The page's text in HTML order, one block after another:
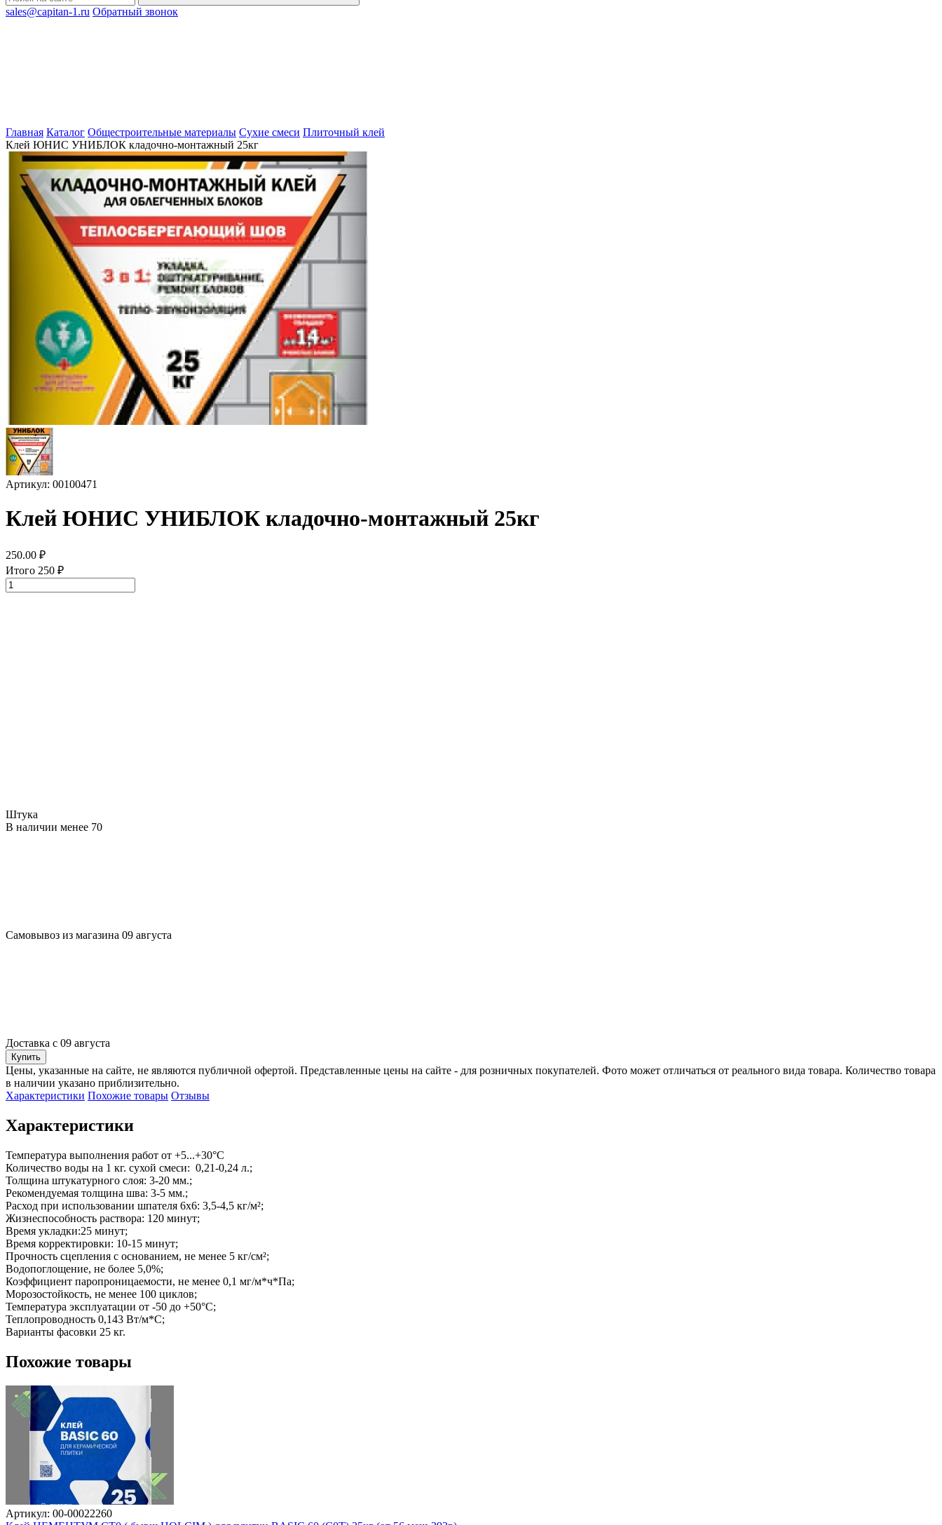
sales@capitan-1.ru Обратный звонок
Главная Каталог Общестроительные материалы Сухие смеси Плиточный клей
Клей ЮНИС УНИБЛОК кладочно-монтажный 25кг
Артикул: 00100471
Клей ЮНИС УНИБЛОК кладочно-монтажный 25кг
250.00 ₽
Итого 250 ₽
Штука
В наличии менее 70
Самовывоз из магазина 09 августа
Доставка с 09 августа
Купить
Цены, указанные на сайте, не являются публичной офертой. Представленные цены на сайте - для розничных покупателей. Фото может отличаться от реального вида товара. Количество товара
в наличии указано приблизительно.
Характеристики Похожие товары Отзывы
Характеристики
Температура выполнения работ от +5...+30°С
Количество воды на 1 кг. сухой смеси:  0,21-0,24 л.;
Толщина штукатурного слоя: 3-20 мм.;
Рекомендуемая толщина шва: 3-5 мм.;
Расход при использовании шпателя 6х6: 3,5-4,5 кг/м²;
Жизнеспособность раствора: 120 минут;
Время укладки:25 минут;
Время корректировки: 10-15 минут;
Прочность сцепления с основанием, не менее 5 кг/см²;
Водопоглощение, не более 5,0%;
Коэффициент паропроницаемости, не менее 0,1 мг/м*ч*Па;
Морозостойкость, не менее 100 циклов;
Температура эксплуатации от -50 до +50°С;
Теплопроводность 0,143 Вт/м*С;
Варианты фасовки 25 кг.
Похожие товары
Артикул: 00-00022260